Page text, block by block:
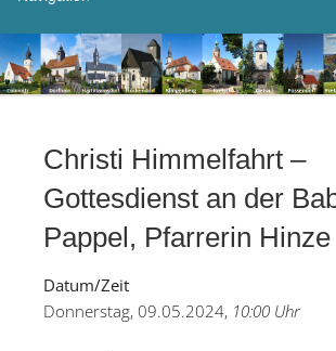
Christi Himmelfahrt –
Gottesdienst an der
Pappel, Pfarrerin Hinze
Datum/Zeit
Donnerstag, 09.05.2024, 10:00 Uhr